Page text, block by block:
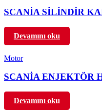
SCANİA SİLİNDİR
Devamını oku
Motor
SCANİA ENJEKTÖR
Devamını oku